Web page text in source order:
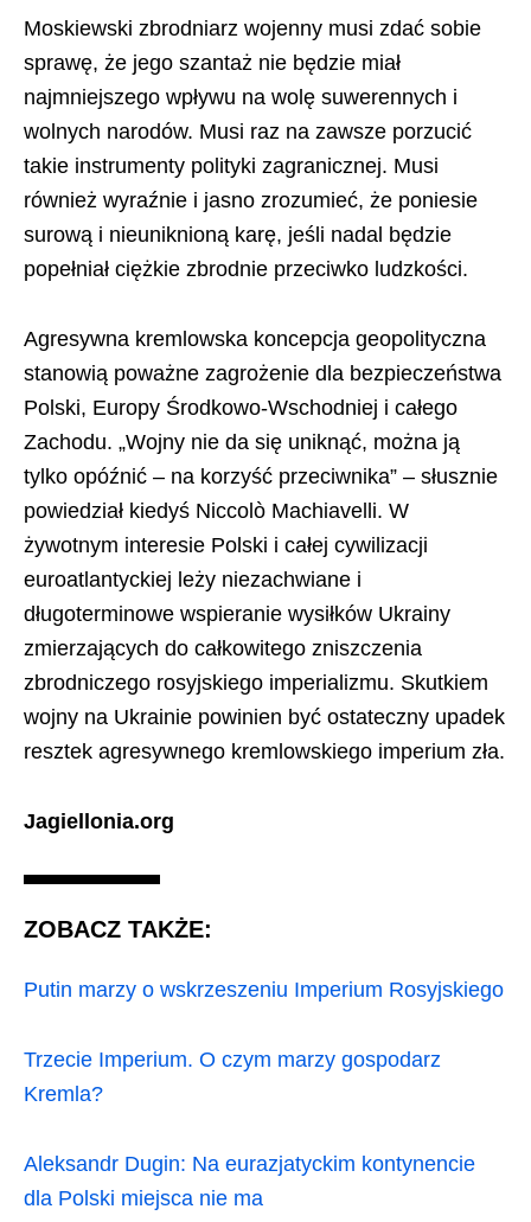
Moskiewski zbrodniarz wojenny musi zdać sobie
sprawę, że jego szantaż nie będzie miał
najmniejszego wpływu na wolę suwerennych i
wolnych narodów. Musi raz na zawsze porzucić
takie instrumenty polityki zagranicznej. Musi
również wyraźnie i jasno zrozumieć, że poniesie
surową i nieuniknioną karę, jeśli nadal będzie
popełniał ciężkie zbrodnie przeciwko ludzkości.
Agresywna kremlowska koncepcja geopolityczna
stanowią poważne zagrożenie dla bezpieczeństwa
Polski, Europy Środkowo-Wschodniej i całego
Zachodu. „Wojny nie da się uniknąć, można ją
tylko opóźnić – na korzyść przeciwnika” – słusznie
powiedział kiedyś Niccolò Machiavelli. W
żywotnym interesie Polski i całej cywilizacji
euroatlantyckiej leży niezachwiane i
długoterminowe wspieranie wysiłków Ukrainy
zmierzających do całkowitego zniszczenia
zbrodniczego rosyjskiego imperializmu. Skutkiem
wojny na Ukrainie powinien być ostateczny upadek
resztek agresywnego kremlowskiego imperium zła.
Jagiellonia.org
ZOBACZ TAKŻE:
Putin marzy o wskrzeszeniu Imperium Rosyjskiego
Trzecie Imperium. O czym marzy gospodarz
Kremla?
Aleksandr Dugin: Na eurazjatyckim kontynencie
dla Polski miejsca nie ma